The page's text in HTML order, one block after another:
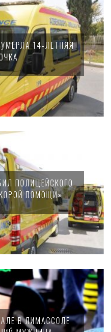
14-ЛЕТНЯЯ
ПОЛИЦЕЙСКОГО
ПОМОЩИ»
В ЛИМАССОЛЕ